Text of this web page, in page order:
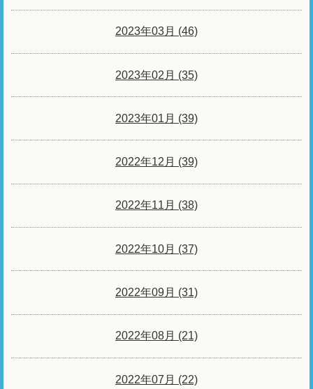
2023年03月 (46)
2023年02月 (35)
2023年01月 (39)
2022年12月 (39)
2022年11月 (38)
2022年10月 (37)
2022年09月 (31)
2022年08月 (21)
2022年07月 (22)